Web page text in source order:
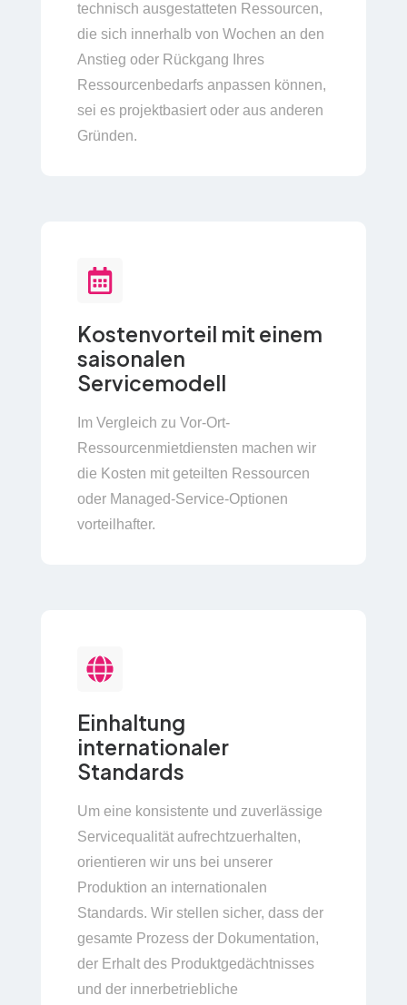
technisch ausgestatteten Ressourcen,
die sich innerhalb von Wochen an den
Anstieg oder Rückgang Ihres
Ressourcenbedarfs anpassen können,
sei es projektbasiert oder aus anderen
Gründen.
Kostenvorteil mit einem
saisonalen
Servicemodell
Im Vergleich zu Vor-Ort-
Ressourcenmietdiensten machen wir
die Kosten mit geteilten Ressourcen
oder Managed-Service-Optionen
vorteilhafter.
Einhaltung
internationaler
Standards
Um eine konsistente und zuverlässige
Servicequalität aufrechtzuerhalten,
orientieren wir uns bei unserer
Produktion an internationalen
Standards. Wir stellen sicher, dass der
gesamte Prozess der Dokumentation,
der Erhalt des Produktgedächtnisses
und der innerbetriebliche